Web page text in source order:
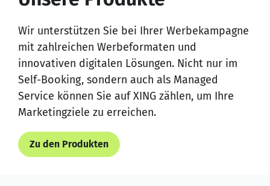
Wir unterstützen Sie bei Ihrer Werbekampagne
mit zahlreichen Werbeformaten und
innovativen digitalen Lösungen. Nicht nur im
Self-Booking, sondern auch als Managed
Service können Sie auf XING zählen, um Ihre
Marketingziele zu erreichen.
Zu den Produkten